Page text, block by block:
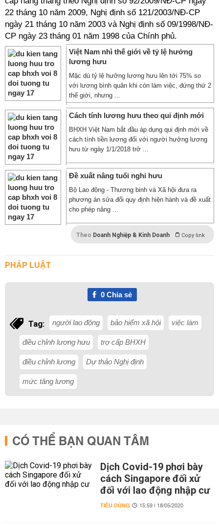
22 tháng 10 năm 2009, Nghị định số 121/2003/NĐ-CP
ngày 21 tháng 10 năm 2003 và Nghị định số 09/1998/NĐ-
CP ngày 23 tháng 01 năm 1998 của Chính phủ.
Việt Nam nhì thế giới về tỷ lệ hưởng
lương hưu
Mặc dù tỷ lệ hưởng lương hưu lên tới 75% so
với lương bình quân khi còn làm việc, đứng thứ 2
thế giới, nhưng ...
Cách tính lương hưu theo qui định mới
BHXH Việt Nam bắt đầu áp dụng qui định mới về
cách tính tiền lương đối với người hưởng lương
hưu từ ngày 1/1/2018 trở ...
Đề xuất nâng tuổi nghỉ hưu
Bộ Lao động - Thương binh và Xã hội đưa ra
phương án sửa đổi quy định hiện hành và đề xuất
cho phép nâng ...
Theo Doanh Nghiệp & Kinh Doanh Copy link
PHÁP LUẬT
0Chia sẻ
Tag: người lao động bảo hiểm xã hội việc làm
điều chỉnh lương hưu trợ cấp BHXH
điều chỉnh lương Dự thảo Nghị định
mức tăng lương
CÓ THỂ BẠN QUAN TÂM
Dịch Covid-19 phơi bày
cách Singapore đối xử
đối với lao động nhập cư
TIÊU DÙNG 15:59 | 18/05/2020